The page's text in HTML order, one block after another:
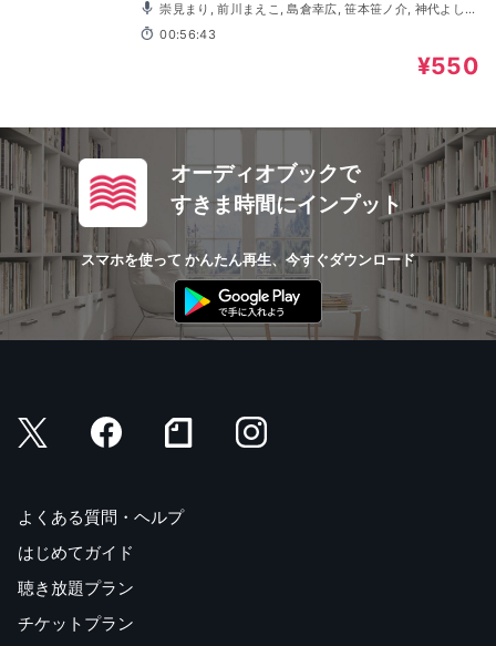
崇見まり, 前川まえこ, 島倉幸広, 笹本笹ノ介, 神代よし
き, 小石ひかる, 水野紫臣, 小野裕樹, 栞月悠, 林昭宏, 北島奈
緒, 影山秋斗, 美杏, 古屋智子, 水無月翔, 津吹絋大, 細井尚＜
00:56:43
¥550
オーディオブックで
すきま時間にインプット
スマホを使って かんたん再生、今すぐダウンロード
よくある質問・ヘルプ
はじめてガイド
聴き放題プラン
チケットプラン